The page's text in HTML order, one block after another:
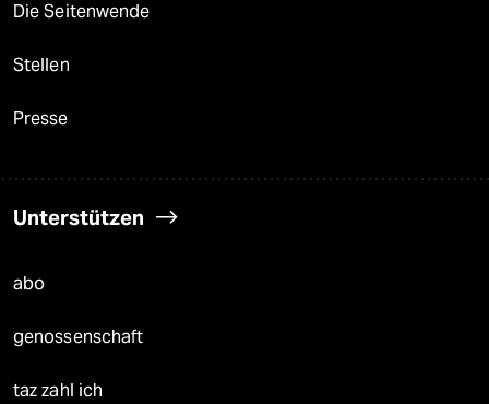
Die Seitenwende
Stellen
Presse
Unterstützen
abo
genossenschaft
taz zahl ich